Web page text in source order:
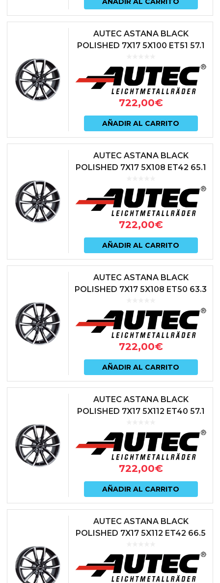
AUTEC ASTANA BLACK
POLISHED 7X17 5X100 ET51 57.1
722,00€
AÑADIR AL CARRITO
AUTEC ASTANA BLACK
POLISHED 7X17 5X108 ET42 65.1
722,00€
AÑADIR AL CARRITO
AUTEC ASTANA BLACK
POLISHED 7X17 5X108 ET50 63.3
722,00€
AÑADIR AL CARRITO
AUTEC ASTANA BLACK
POLISHED 7X17 5X112 ET40 57.1
722,00€
AÑADIR AL CARRITO
AUTEC ASTANA BLACK
POLISHED 7X17 5X112 ET42 66.5